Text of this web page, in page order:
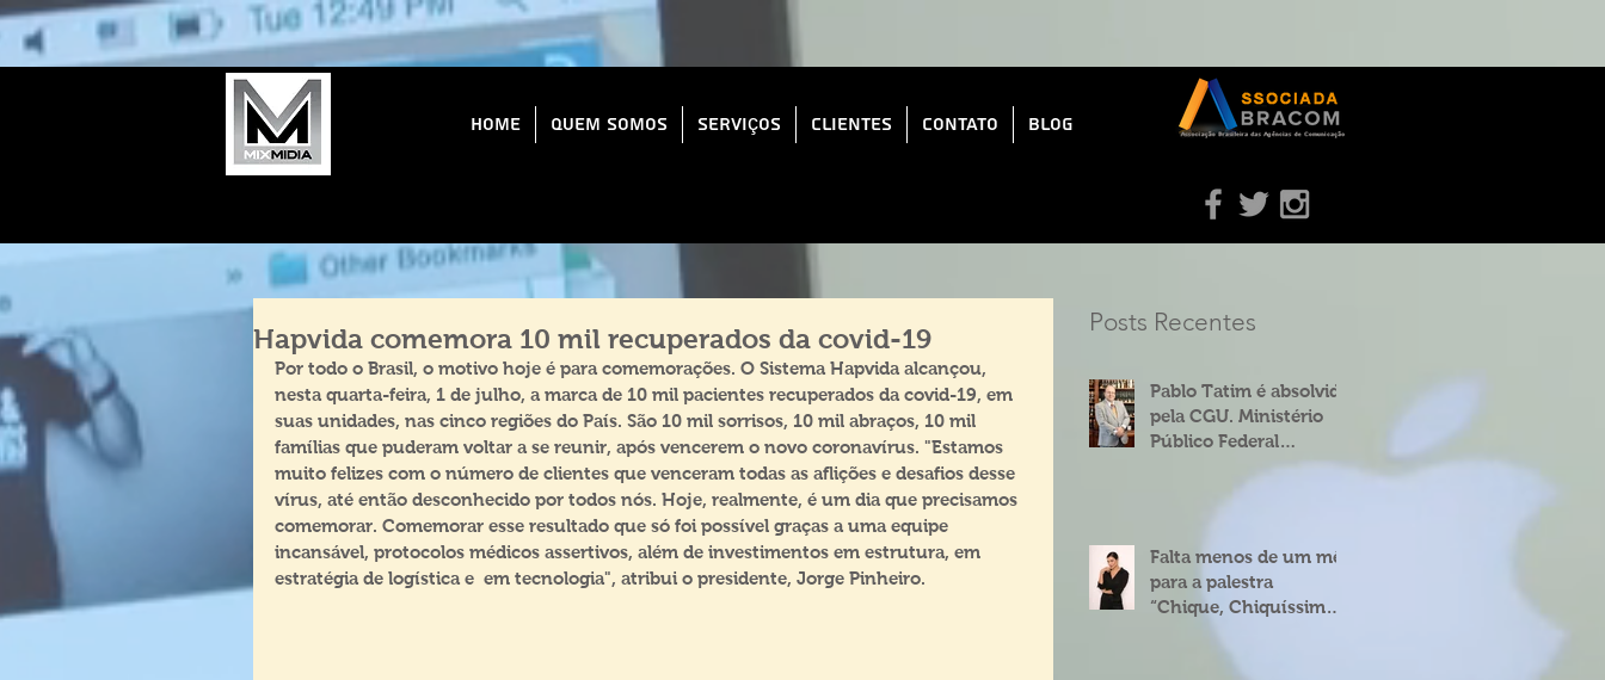
Home Quem Somos Serviços Clientes Contato Blog
Hapvida comemora 10 mil recuperados da covid-19
Por todo o Brasil, o motivo hoje é para comemorações. O Sistema Hapvida alcançou,
nesta quarta-feira, 1 de julho, a marca de 10 mil pacientes recuperados da covid-19, em
suas unidades, nas cinco regiões do País. São 10 mil sorrisos, 10 mil abraços, 10 mil
famílias que puderam voltar a se reunir, após vencerem o novo coronavírus. "Estamos
muito felizes com o número de clientes que venceram todas as aflições e desafios desse
vírus, até então desconhecido por todos nós. Hoje, realmente, é um dia que precisamos
comemorar. Comemorar esse resultado que só foi possível graças a uma equipe
incansável, protocolos médicos assertivos, além de investimentos em estrutura, em
estratégia de logística e  em tecnologia", atribui o presidente, Jorge Pinheiro.
Posts Recentes
Pablo Tatim é absolvido
pela CGU. Ministério
Público Federal
Falta menos de um mês
para a palestra
“Chique, Chiquíssima”